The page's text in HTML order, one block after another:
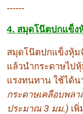
------
4. สมุดโน๊ตปกแข็ง
สมุดโน๊ตปกแข็งหุ้ม
แล้วนำกระดาษไป
แรงทนทาน ใช้ได้น
กระดาษเคลือบพล
ประมาณ 3 มม.) เ